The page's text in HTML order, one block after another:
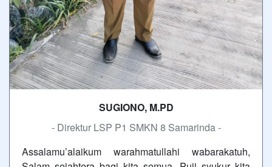
SUGIONO, M.PD
- Direktur LSP P1 SMKN 8 Samarinda -
Assalamu’alaikum warahmatullahi wabarakatuh,